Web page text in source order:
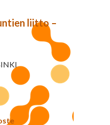
liitto –